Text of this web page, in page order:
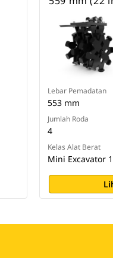
Lebar Pemadatan
553 mm
Jumlah Roda
4
Kelas Alat Berat
Mini Excavator